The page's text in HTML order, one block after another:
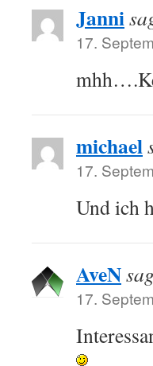
Janni
17.
michael
17.
Und ich
AveN
17.